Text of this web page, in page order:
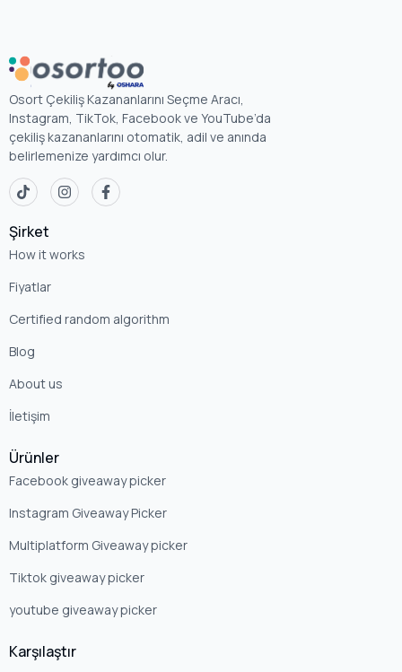
Osort Çekiliş Kazananlarını Seçme Aracı,
Instagram, TikTok, Facebook ve YouTube’da
çekiliş kazananlarını otomatik, adil ve anında
belirlemenize yardımcı olur.
Şirket
How it works
Fiyatlar
Certified random algorithm
Blog
About us
İletişim
Ürünler
Facebook giveaway picker
Instagram Giveaway Picker
Multiplatform Giveaway picker
Tiktok giveaway picker
youtube giveaway picker
Karşılaştır